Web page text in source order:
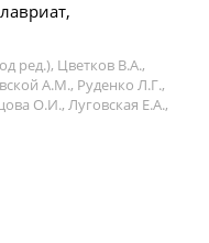
ред.), Цветков В.А.,
А.М., Руденко Л.Г.,
О.И., Луговская Е.А.,